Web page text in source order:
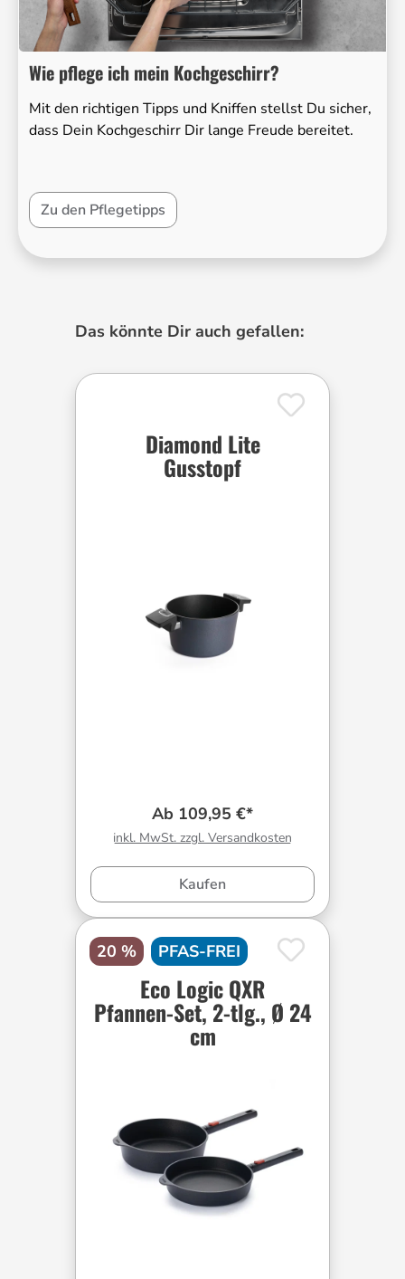
Wie pflege ich mein Kochgeschirr?
Mit den richtigen Tipps und Kniffen stellst Du sicher,
dass Dein Kochgeschirr Dir lange Freude bereitet.
Zu den Pflegetipps
Produktgalerie überspringen
Das könnte Dir auch gefallen:
Diamond Lite
Gusstopf
Ab 109,95 €*
inkl. MwSt. zzgl. Versandkosten
Kaufen
20 % PFAS-FREI
Eco Logic QXR
Pfannen-Set, 2-tlg., Ø 24
cm